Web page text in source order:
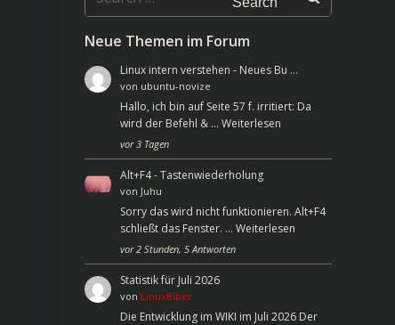
for:
Neue Themen im Forum
Linux intern verstehen - Neues Bu …
von ubuntu-novize
Hallo, ich bin auf Seite 57 f. irritiert: Da
wird der Befehl & … Weiterlesen
vor 3 Tagen
Alt+F4 - Tastenwiederholung
von Juhu
Sorry das wird nicht funktionieren. Alt+F4
schließt das Fenster. … Weiterlesen
vor 2 Stunden, 5 Antworten
Statistik für Juli 2026
von LinuxBiber
Die Entwicklung im WIKI im Juli 2026 Der